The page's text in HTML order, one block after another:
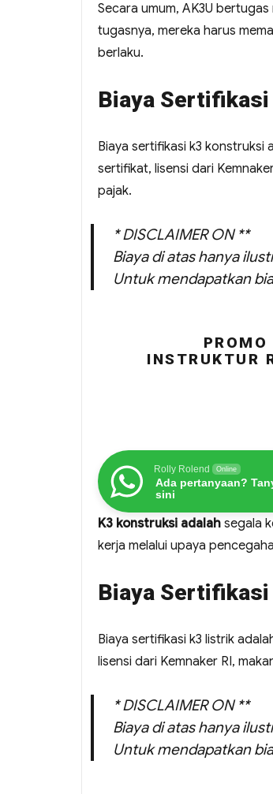
Secara umum, AK3U
tugasnya, mereka harus
berlaku.
Biaya
Biaya sertifikasi k3
sertifikat, lisensi dari
pajak.
* DISCLAIMER ON **
Biaya di atas hanya
Untuk mendapatkan
INSTRUKTUR
Rolly Rolend Online
Ada pertanyaan?
sini
K3 konstruksi adalah segala
kerja melalui upaya
Biaya
Biaya sertifikasi k3 listrik
lisensi dari Kemnaker RI,
* DISCLAIMER ON **
Biaya di atas hanya
Untuk mendapatkan